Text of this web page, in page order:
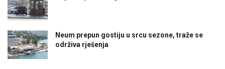
Neum prepun gostiju u srcu sezone, traže se
održiva rješenja